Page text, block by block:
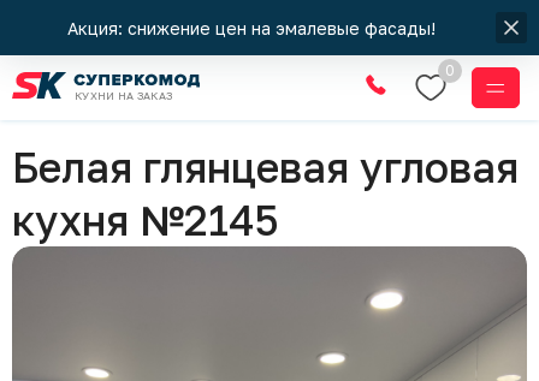
Акция: снижение цен на эмалевые фасады!
КУХНИ НА ЗАКАЗ
0
Кухни
Белая глянцевая угловая
кухня №2145